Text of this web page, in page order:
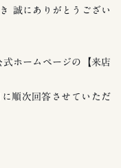
誠にありがとうござい
ホームページの【来店
順次回答させていただ